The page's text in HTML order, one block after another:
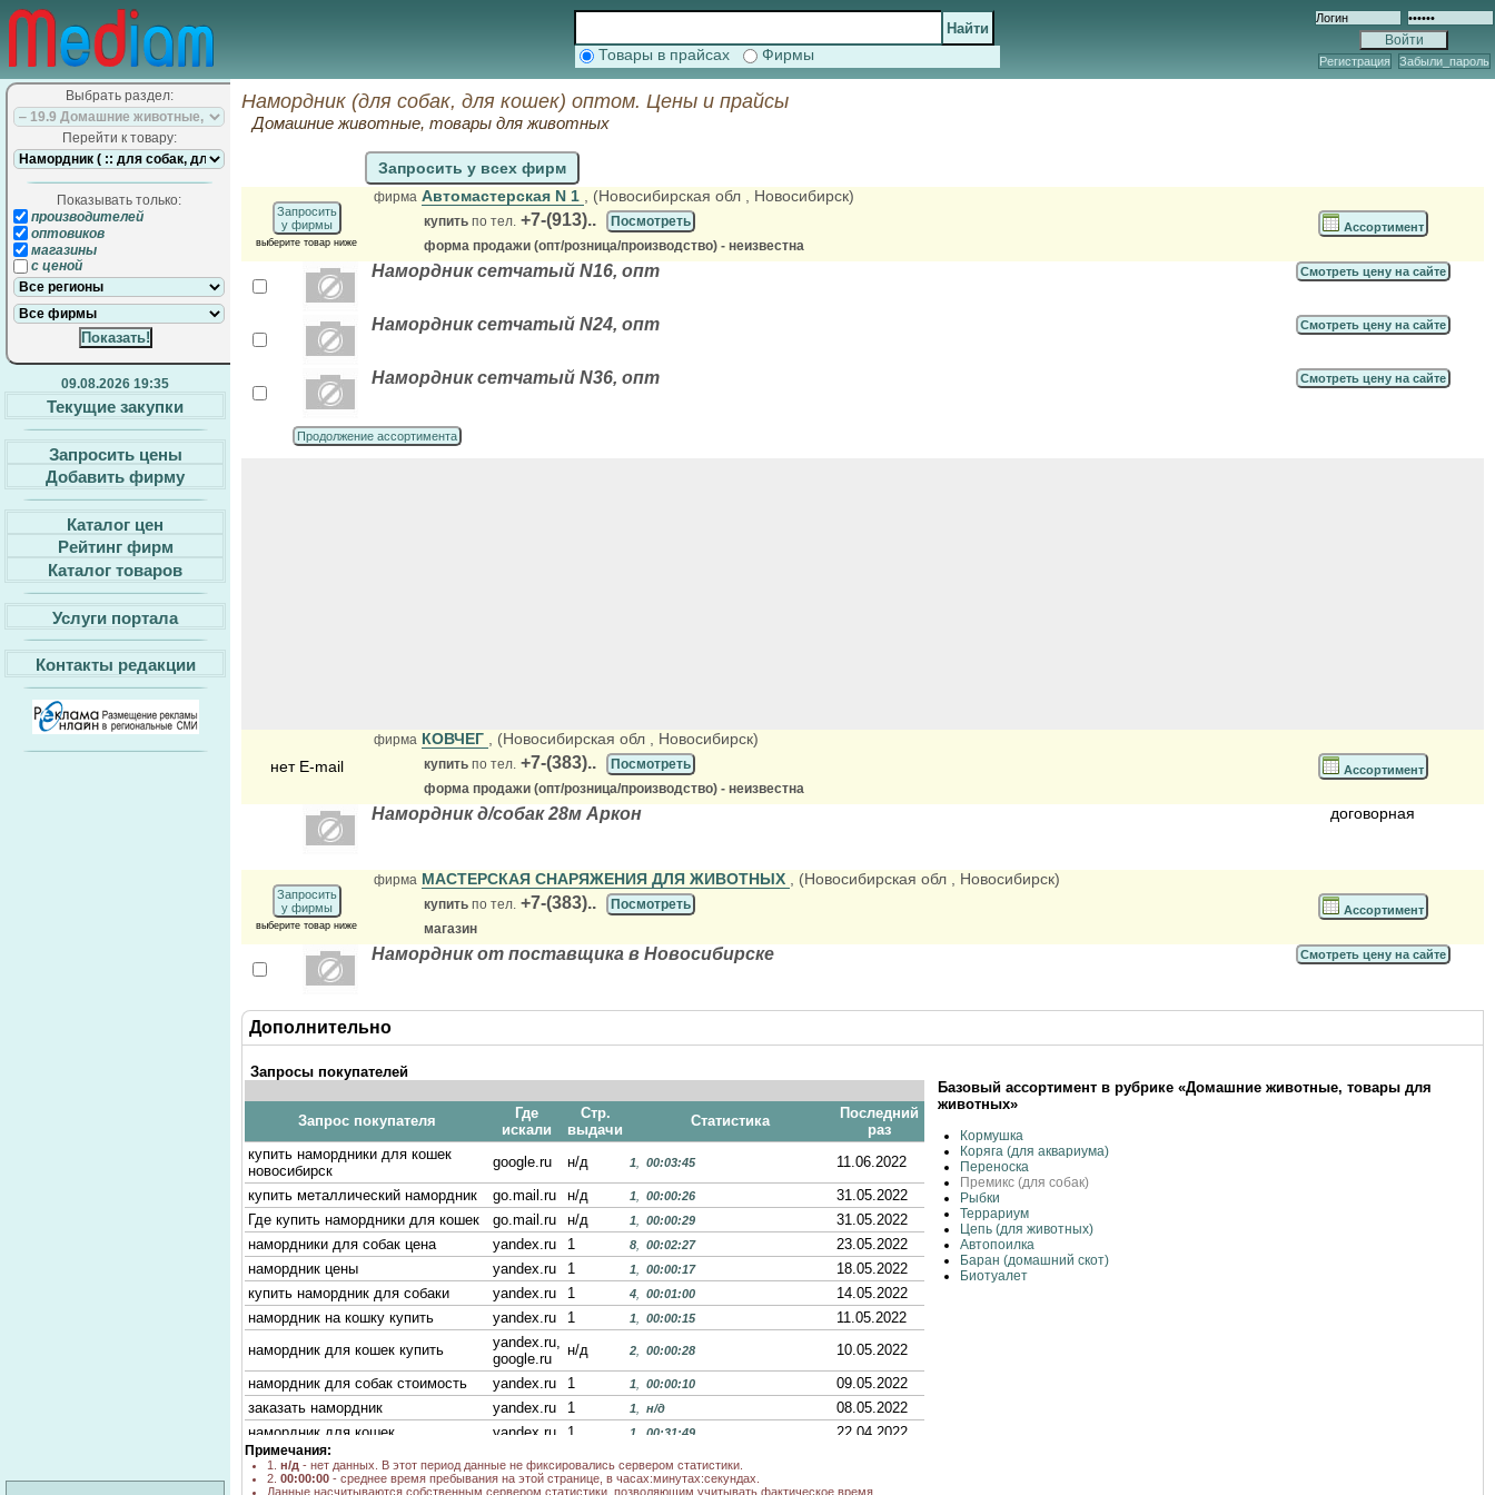
Товары в прайсах Фирмы Регистрация Забыли_пароль
Выбрать раздел:
Перейти к товару:
Показывать только:
производителей
оптовиков
магазины
с ценой
09.08.2026 19:35
Текущие закупки
Запросить цены
Добавить фирму
Каталог цен
Рейтинг фирм
Каталог товаров
Услуги портала
Контакты редакции
Намордник (для собак, для кошек) оптом. Цены и прайсы
Домашние животные, товары для животных
Запросить у всех фирм
Запросить
у фирмы
выберите товар ниже
фирма Автомастерская N 1 , (Новосибирская обл , Новосибирск)
купить по тел. +7-(913)..
Посмотреть
форма продажи (опт/розница/производство) - неизвестна
Ассортимент
Намордник сетчатый N16, опт Смотреть цену на сайте
Намордник сетчатый N24, опт Смотреть цену на сайте
Намордник сетчатый N36, опт Смотреть цену на сайте
Продолжение ассортимента
нет E-mail
фирма КОВЧЕГ , (Новосибирская обл , Новосибирск)
купить по тел. +7-(383)..
Посмотреть
форма продажи (опт/розница/производство) - неизвестна
Ассортимент
Намордник д/собак 28м Аркон договорная
Запросить
у фирмы
выберите товар ниже
фирма МАСТЕРСКАЯ СНАРЯЖЕНИЯ ДЛЯ ЖИВОТНЫХ , (Новосибирская обл , Новосибирск)
купить по тел. +7-(383)..
Посмотреть
магазин
Ассортимент
Намордник от поставщика в Новосибирске Смотреть цену на сайте
Дополнительно
Запросы покупателей
Запрос покупателя
Где
искали
Стр.
выдачи
Статистика
Последний
раз
купить намордники для кошек
новосибирск
google.ru н/д 1 00:03:45
11.06.2022
купить металлический намордник
go.mail.ru н/д 1 00:00:26
31.05.2022
Где купить намордники для кошек
go.mail.ru н/д 1 00:00:29
31.05.2022
намордники для собак цена
yandex.ru 1 8 00:02:27
23.05.2022
намордник цены
yandex.ru 1 1 00:00:17
18.05.2022
купить намордник для собаки
yandex.ru 1 4 00:01:00
14.05.2022
намордник на кошку купить
yandex.ru 1 1 00:00:15
11.05.2022
намордник для кошек купить
yandex.ru,
google.ru
н/д 2 00:00:28
10.05.2022
намордник для собак стоимость
yandex.ru 1 1 00:00:10
09.05.2022
заказать намордник
yandex.ru 1 1 н/д
08.05.2022
намордник для кошек
yandex.ru 1 1 00:31:49
22.04.2022
Маска-намордник для кошек
yandex.ru
НАМОРДНИК НА ЗАКАЗ
yandex.ru 2 2,н/д
Примечания:
1. н/д - нет данных. В этот период данные не фиксировались сервером статистики.
2. 00:00:00 - среднее время пребывания на этой странице, в часах:минутах:секундах.
Данные насчитываются собственным сервером статистики, позволяющим учитывать фактическое время
Базовый ассортимент в рубрике «Домашние животные, товары для
животных»
Кормушка
Коряга (для аквариума)
Переноска
Премикс (для собак)
Рыбки
Террариум
Цепь (для животных)
Автопоилка
Баран (домашний скот)
Биотуалет